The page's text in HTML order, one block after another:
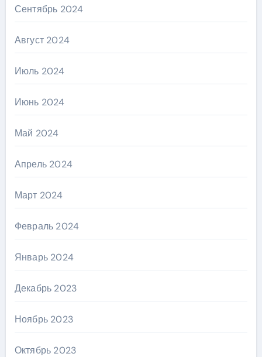
Сентябрь 2024
Август 2024
Июль 2024
Июнь 2024
Май 2024
Апрель 2024
Март 2024
Февраль 2024
Январь 2024
Декабрь 2023
Ноябрь 2023
Октябрь 2023